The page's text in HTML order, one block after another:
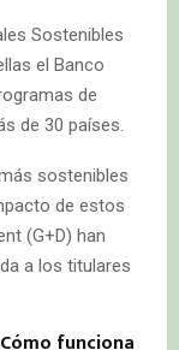
Sostenibles
el Banco
de
de 30 países.
sostenibles
de estos
(G+D) han
a los titulares
funciona